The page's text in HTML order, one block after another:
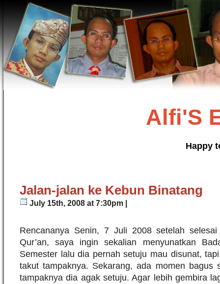
Alfi'S
Happy
Jalan-jalan ke Kebun Binatang
July 15th, 2008 at 7:30pm |
Rencananya Senin, 7 Juli 2008 setelah
Qur’an, saya ingin sekalian menyunatkan
Semester lalu dia pernah setuju mau disunat,
takut tampaknya. Sekarang, ada momen bagus
tampaknya dia agak setuju. Agar lebih gembira